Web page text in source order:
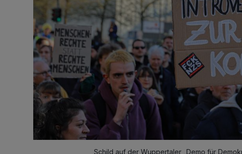
Schild auf der Wuppertaler „Demo für